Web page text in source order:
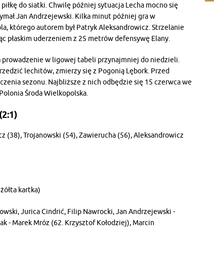
do siatki. Chwilę później sytuacja Lecha mocno się
Jan Andrzejewski. Kilka minut później gra w
którego autorem był Patryk Aleksandrowicz. Strzelanie
płaskim uderzeniem z 25 metrów defensywę Elany.
prowadzenie w ligowej tabeli przynajmniej do niedzieli.
lechitów, zmierzy się z Pogonią Lębork. Przed
sezonu. Najbliższe z nich odbędzie się 15 czerwca we
Środa Wielkopolska.
(38), Trojanowski (54), Zawierucha (56), Aleksandrowicz
kartka)
Jurica Cindrić, Filip Nawrocki, Jan Andrzejewski -
- Marek Mróz (62. Krzysztof Kołodziej), Marcin